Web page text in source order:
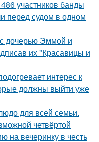
участников банды
перед судом в одном
дочерью Эммой и
их "Красавицы и
интерес к
должны выйти уже
для всей семьи.
четвёртой
на вечеринку в честь